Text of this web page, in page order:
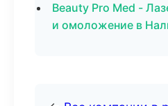
Beauty Pro Med -
и омоложение в